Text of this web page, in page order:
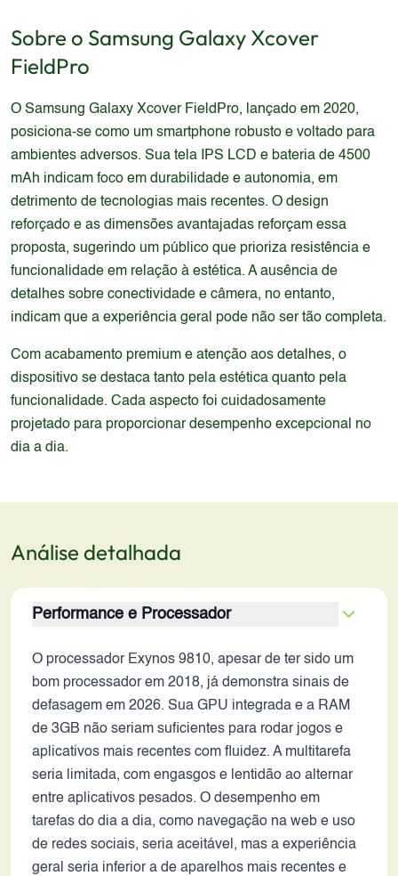
Sobre o Samsung Galaxy Xcover
FieldPro
O Samsung Galaxy Xcover FieldPro, lançado em 2020,
posiciona-se como um smartphone robusto e voltado para
ambientes adversos. Sua tela IPS LCD e bateria de 4500
mAh indicam foco em durabilidade e autonomia, em
detrimento de tecnologias mais recentes. O design
reforçado e as dimensões avantajadas reforçam essa
proposta, sugerindo um público que prioriza resistência e
funcionalidade em relação à estética. A ausência de
detalhes sobre conectividade e câmera, no entanto,
indicam que a experiência geral pode não ser tão completa.
Com acabamento premium e atenção aos detalhes, o
dispositivo se destaca tanto pela estética quanto pela
funcionalidade. Cada aspecto foi cuidadosamente
projetado para proporcionar desempenho excepcional no
dia a dia.
Análise detalhada
Performance e Processador
O processador Exynos 9810, apesar de ter sido um
bom processador em 2018, já demonstra sinais de
defasagem em 2026. Sua GPU integrada e a RAM
de 3GB não seriam suficientes para rodar jogos e
aplicativos mais recentes com fluidez. A multitarefa
seria limitada, com engasgos e lentidão ao alternar
entre aplicativos pesados. O desempenho em
tarefas do dia a dia, como navegação na web e uso
de redes sociais, seria aceitável, mas a experiência
geral seria inferior a de aparelhos mais recentes e